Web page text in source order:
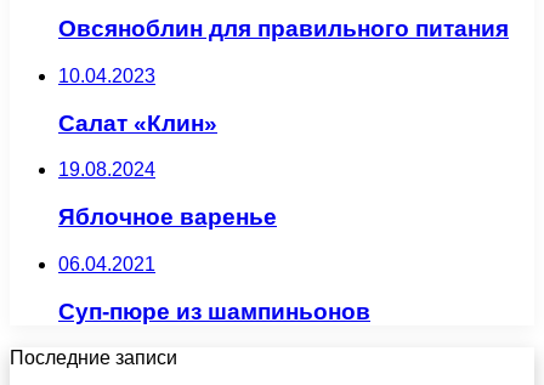
Овсяноблин для правильного питания
10.04.2023
Салат «Клин»
19.08.2024
Яблочное варенье
06.04.2021
Суп-пюре из шампиньонов
Последние записи